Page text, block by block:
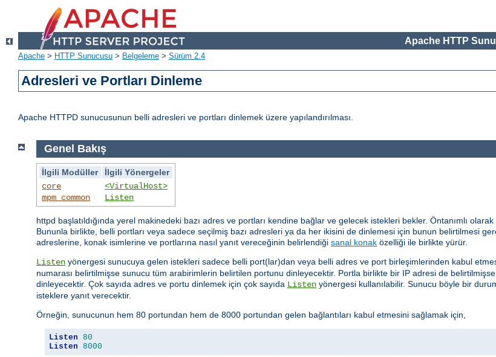
Apache HTTP
Apache > HTTP Sunucusu > Belgeleme > Sürüm 2.4
Adresleri ve Portları Dinleme
Apache HTTPD sunucusunun belli adresleri ve portları dinlemek üzere yapılandırılması.
Genel Bakış
İlgili Modüller
İlgili Yönergeler
core
mpm_common
<VirtualHost>
Listen
httpd başlatıldığında yerel makinedeki bazı adres ve portları kendine bağlar ve gelecek istekleri bekler. Öntanımlı
Bununla birlikte, belli portları veya sadece seçilmiş bazı adresleri ya da her ikisini de dinlemesi için bunun belirtilmesi
adreslerine, konak isimlerine ve portlarına nasıl yanıt vereceğinin belirlendiği sanal konak özelliği ile birlikte yürür.
Listen yönergesi sunucuya gelen istekleri sadece belli port(lar)dan veya belli adres ve port birleşimlerinden kabul
numarası belirtilmişse sunucu tüm arabirimlerin belirtilen portunu dinleyecektir. Portla birlikte bir IP adresi de
dinleyecektir. Çok sayıda adres ve portu dinlemek için çok sayıda Listen yönergesi kullanılabilir. Sunucu böyle bir
isteklere yanıt verecektir.
Örneğin, sunucunun hem 80 portundan hem de 8000 portundan gelen bağlantıları kabul etmesini sağlamak için,
Listen 80
Listen 8000